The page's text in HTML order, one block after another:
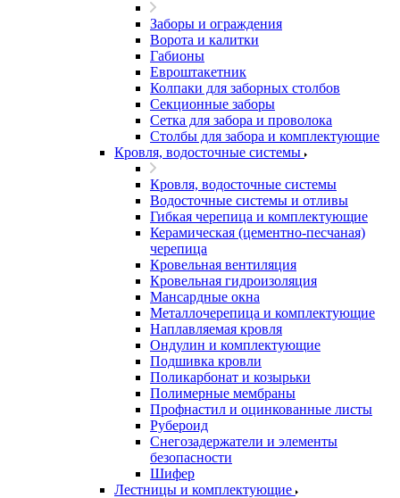
Заборы и ограждения
Ворота и калитки
Габионы
Евроштакетник
Колпаки для заборных столбов
Секционные заборы
Сетка для забора и проволока
Столбы для забора и комплектующие
Кровля, водосточные системы
Кровля, водосточные системы
Водосточные системы и отливы
Гибкая черепица и комплектующие
Керамическая (цементно-песчаная)
черепица
Кровельная вентиляция
Кровельная гидроизоляция
Мансардные окна
Металлочерепица и комплектующие
Наплавляемая кровля
Ондулин и комплектующие
Подшивка кровли
Поликарбонат и козырьки
Полимерные мембраны
Профнастил и оцинкованные листы
Рубероид
Снегозадержатели и элементы
безопасности
Шифер
Лестницы и комплектующие